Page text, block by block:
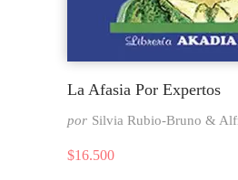
La Afasia Por Expertos
por Silvia Rubio-Bruno &
$16.500